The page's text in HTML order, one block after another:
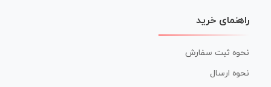
راهنمای خرید
نحوه ثبت سفارش
نحوه ارسال